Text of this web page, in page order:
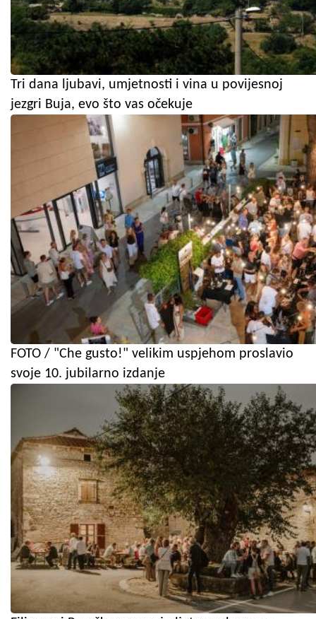
Tri dana ljubavi, umjetnosti i vina u povijesnoj
jezgri Buja, evo što vas očekuje
FOTO / "Che gusto!" velikim uspjehom proslavio
svoje 10. jubilarno izdanje